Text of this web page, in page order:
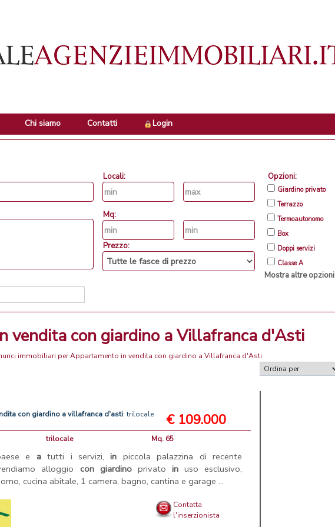
Chi siamo Contatti Login
Locali:
Mq:
Prezzo:
Opzioni:
Giardino privato
Terrazzo
Termoautonomo
Box
Doppi servizi
Classe A
Mostra altre opzioni
vendita con giardino a Villafranca d'Asti
immobiliari per Appartamento in vendita con giardino a Villafranca d'Asti
con giardino a villafranca d'asti: trilocale € 109.000
trilocale Mq. 65
e atutti i servizi,in piccola palazzina di recente
alloggio con giardinoprivato inuso esclusivo,
cucina abitale, 1 camera, bagno, cantina e garage ...
Contatta
l'inserzionista